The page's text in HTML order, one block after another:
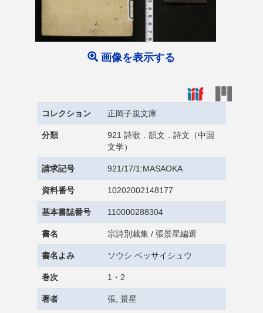
画像を表示する
コレクション 正岡子規文庫
分類
921 詩歌．韻文．詩文（中国
文学）
請求記号 921/17/1:MASAOKA
資料番号 10202002148177
基本書誌番号 110000288304
書名 宗詩別裁集 / 張景星編選
書名よみ ソウシ ベッサイシュウ
巻次 1・2
著者 張, 景星